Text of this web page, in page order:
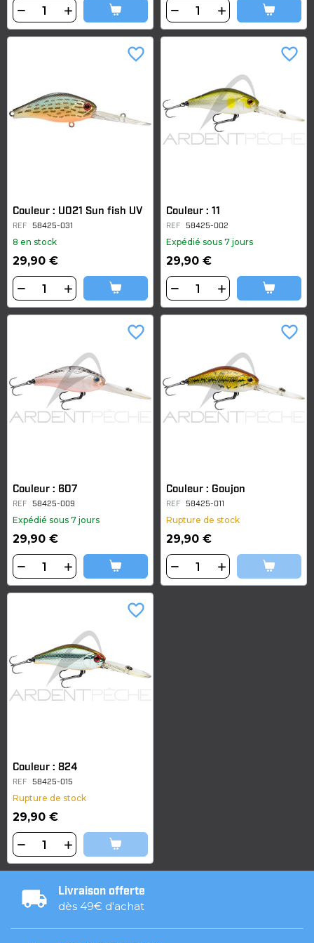
Couleur : U021 Sun fish UV
REF 58425-031
8 en stock
29,90 €
favorite_border
Couleur : 11
REF 58425-002
Expédié sous 7 jours
29,90 €
favorite_border
Couleur : 607
REF 58425-009
Expédié sous 7 jours
29,90 €
favorite_border
Couleur : Goujon
REF 58425-011
Rupture de stock
29,90 €
favorite_border
Couleur : 824
REF 58425-015
Rupture de stock
29,90 €
favorite_border
Livraison offerte
dès 49€ d'achat